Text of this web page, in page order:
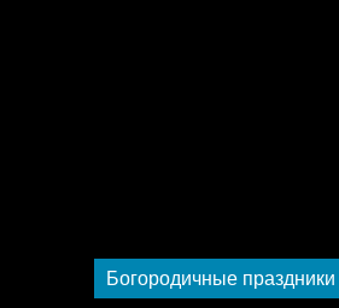
Богородичные праздники